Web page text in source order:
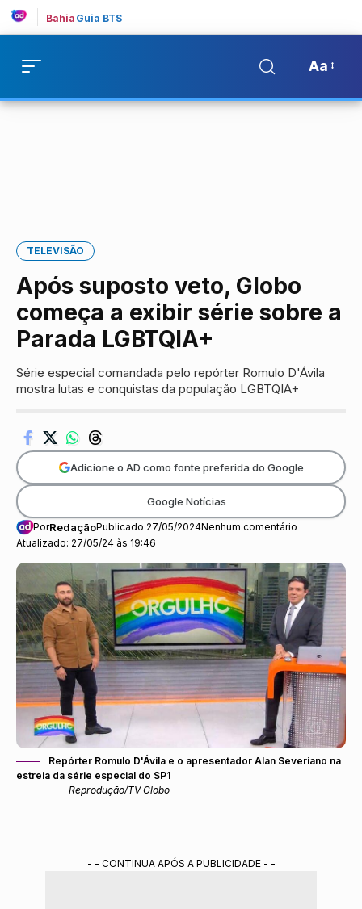
Bahia Guia BTS
Aa
TELEVISÃO
Após suposto veto, Globo
começa a exibir série sobre a
Parada LGBTQIA+
Série especial comandada pelo repórter Romulo D'Ávila
mostra lutas e conquistas da população LGBTQIA+
Atualizado: 27/05/24 às 19:46
PorRedaçãoPublicado 27/05/2024Nenhum comentário
Adicione o AD como fonte preferida do Google
Google Notícias
Repórter Romulo D'Ávila e o apresentador Alan Severiano na
estreia da série especial do SP1
Reprodução/TV Globo
- - CONTINUA APÓS A PUBLICIDADE - -